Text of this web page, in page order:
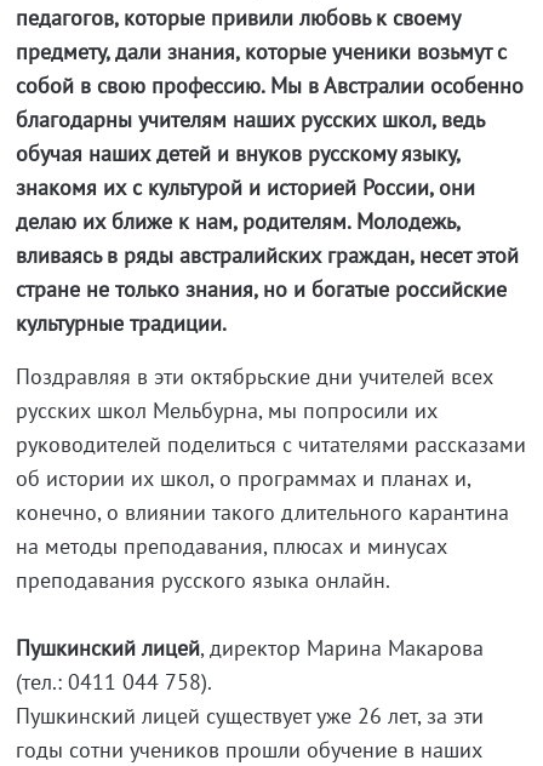
педагогов, которые привили любовь к своему
предмету, дали знания, которые ученики возьмут с
собой в свою профессию. Мы в Австралии особенно
благодарны учителям наших русских школ, ведь
обучая наших детей и внуков русскому языку,
знакомя их с культурой и историей России, они
делаю их ближе к нам, родителям. Молодежь,
вливаясь в ряды австралийских граждан, несет этой
стране не только знания, но и богатые российские
культурные традиции.
Поздравляя в эти октябрьские дни учителей всех
русских школ Мельбурна, мы попросили их
руководителей поделиться с читателями рассказами
об истории их школ, о программах и планах и,
конечно, о влиянии такого длительного карантина
на методы преподавания, плюсах и минусах
преподавания русского языка онлайн.
Пушкинский лицей, директор Марина Макарова
(тел.: 0411 044 758).
Пушкинский лицей существует уже 26 лет, за эти
годы сотни учеников прошли обучение в наших